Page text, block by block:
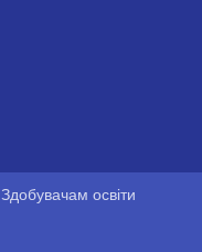
Здобувачам освіти